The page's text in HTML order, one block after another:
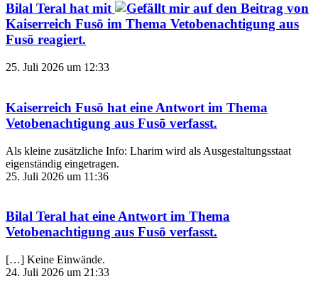
Bilal Teral hat mit
auf den Beitrag von
Kaiserreich Fusō im Thema Vetobenachtigung aus
Fusō reagiert.
25. Juli 2026 um 12:33
Kaiserreich Fusō hat eine Antwort im Thema
Vetobenachtigung aus Fusō verfasst.
Als kleine zusätzliche Info: Lharim wird als Ausgestaltungsstaat
eigenständig eingetragen.
25. Juli 2026 um 11:36
Bilal Teral hat eine Antwort im Thema
Vetobenachtigung aus Fusō verfasst.
[…] Keine Einwände.
24. Juli 2026 um 21:33